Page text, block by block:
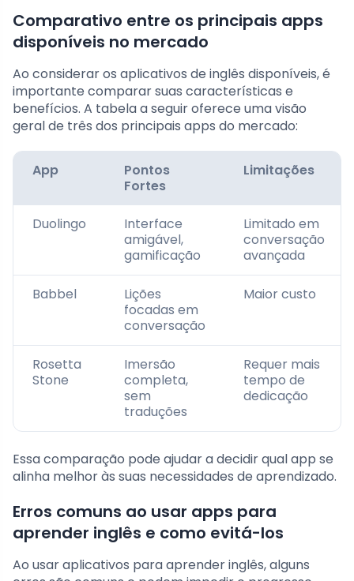
Comparativo entre os principais apps
disponíveis no mercado
Ao considerar os aplicativos de inglês disponíveis, é
importante comparar suas características e
benefícios. A tabela a seguir oferece uma visão
geral de três dos principais apps do mercado:
App
Pontos
Fortes
Limitações
Duolingo
Interface
amigável,
gamificação
Limitado em
conversação
avançada
Babbel
Lições
focadas em
conversação
Maior custo
Rosetta
Stone
Imersão
completa,
sem
traduções
Requer mais
tempo de
dedicação
Essa comparação pode ajudar a decidir qual app se
alinha melhor às suas necessidades de aprendizado.
Erros comuns ao usar apps para
aprender inglês e como evitá-los
Ao usar aplicativos para aprender inglês, alguns